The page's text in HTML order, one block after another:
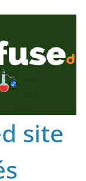
site